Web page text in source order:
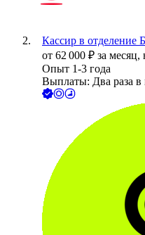
Кассир в отделение
от 62 000 ₽ за месяц,
Опыт 1-3 года
Выплаты: Два раза в